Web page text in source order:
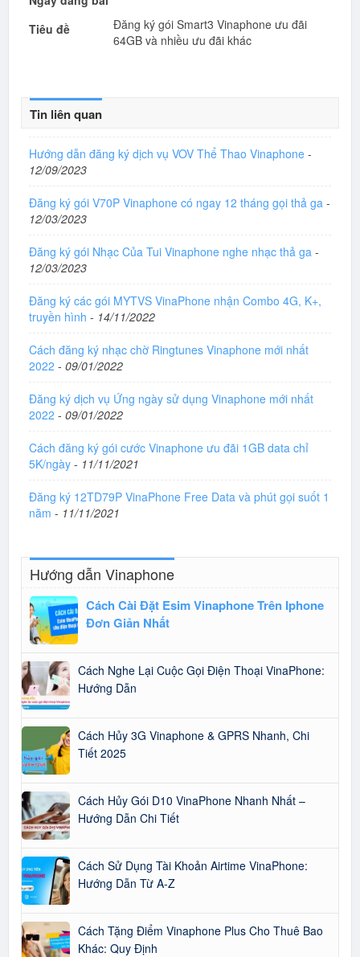
Tiêu đề
Đăng ký gói Smart3 Vinaphone ưu đãi
64GB và nhiều ưu đãi khác
Tin liên quan
Hướng dẫn đăng ký dịch vụ VOV Thể Thao Vinaphone -
12/09/2023
Đăng ký gói V70P Vinaphone có ngay 12 tháng gọi thả ga -
12/03/2023
Đăng ký gói Nhạc Của Tui Vinaphone nghe nhạc thả ga -
12/03/2023
Đăng ký các gói MYTVS VinaPhone nhận Combo 4G, K+,
truyền hình - 14/11/2022
Cách đăng ký nhạc chờ Ringtunes Vinaphone mới nhất
2022 - 09/01/2022
Đăng ký dịch vụ Ứng ngày sử dụng Vinaphone mới nhất
2022 - 09/01/2022
Cách đăng ký gói cước Vinaphone ưu đãi 1GB data chỉ
5K/ngày - 11/11/2021
Đăng ký 12TD79P VinaPhone Free Data và phút gọi suốt 1
năm - 11/11/2021
Hướng dẫn Vinaphone
Cách Cài Đặt Esim Vinaphone Trên Iphone
Đơn Giản Nhất
Cách Nghe Lại Cuộc Gọi Điện Thoại VinaPhone:
Hướng Dẫn
Cách Hủy 3G Vinaphone & GPRS Nhanh, Chi
Tiết 2025
Cách Hủy Gói D10 VinaPhone Nhanh Nhất –
Hướng Dẫn Chi Tiết
Cách Sử Dụng Tài Khoản Airtime VinaPhone:
Hướng Dẫn Từ A-Z
Cách Tặng Điểm Vinaphone Plus Cho Thuê Bao
Khác: Quy Định